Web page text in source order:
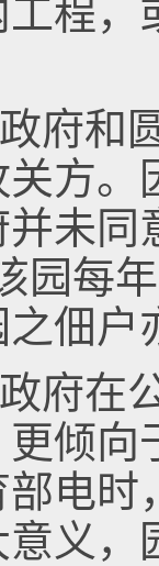
程，
府和
方
未同
园每
佃户
府在
倾
电时
义